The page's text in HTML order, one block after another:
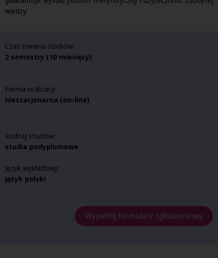
wiedzy.
Czas trwania studiów:
2 semestry (10 miesięcy)
Forma realizacji:
niestacjonarna (on-line)
Rodzaj studiów:
studia podyplomowe
Język wykładowy:
język polski
Wypełnij formularz zgłoszeniowy